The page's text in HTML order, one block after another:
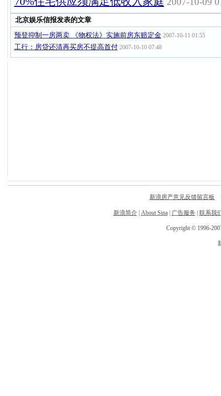
北京娱乐信报发表的文章
预登抑制一房两卖 《物权法》实施前房东赔定金 2007-10-11 01:55
工行：房贷还清再买房不提高首付2007-10-10 07:48
新浪房产意见反馈留言板
新浪简介| About Sina| 广告服务 联系我
Copyright © 1996-